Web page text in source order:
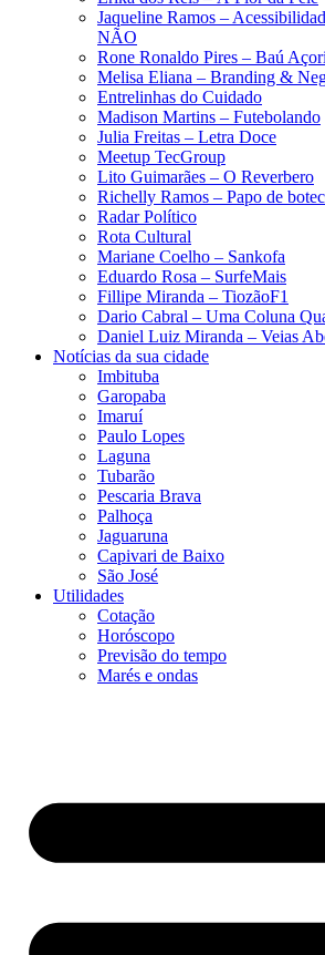
Jaqueline Ramos –
NÃO
Rone Ronaldo Pires – Baú
Melisa Eliana – Branding &
Entrelinhas do Cuidado
Madison Martins – Futebolando
Julia Freitas​ – Letra Doce
Meetup TecGroup
Lito Guimarães – O Reverbero
Richelly Ramos​ – Papo de
Radar Político
Rota Cultural
Mariane Coelho – Sankofa
Eduardo Rosa​ – SurfeMais
Fillipe Miranda – TiozãoF1
Dario Cabral – Uma Coluna
Daniel Luiz Miranda – Veias
Notícias da sua cidade
Imbituba
Garopaba
Imaruí
Paulo Lopes
Laguna
Tubarão
Pescaria Brava
Palhoça
Jaguaruna
Capivari de Baixo
São José
Utilidades
Cotação
Horóscopo
Previsão do tempo
Marés e ondas